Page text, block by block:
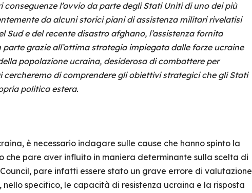
l’avvio da parte degli Stati Uniti di uno dei più
da alcuni storici piani di assistenza militari rivelatisi
e del recente disastro afghano, l’assistenza fornita
grazie all’ottima strategia impiegata dalle forze ucraine
popolazione ucraina, desiderosa di combattere per
di comprendere gli obiettivi strategici che gli Stati
politica estera.
è necessario indagare sulle cause che hanno spinto la
che pare aver influito in maniera determinante sulla scelta di
pare infatti essere stato un grave errore di valutazione
specifico, le capacità di resistenza ucraina e la risposta